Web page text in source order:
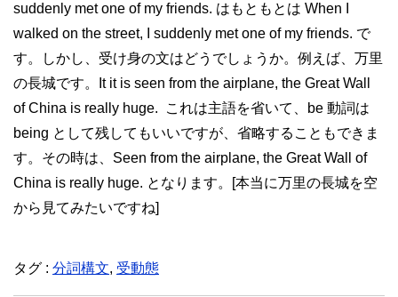
suddenly met one of my friends. はもともとは When I
walked on the street, I suddenly met one of my friends. で
す。しかし、受け身の文はどうでしょうか。例えば、万里
の長城です。It it is seen from the airplane, the Great Wall
of China is really huge. これは主語を省いて、be 動詞は
being として残してもいいですが、省略することもできま
す。その時は、Seen from the airplane, the Great Wall of
China is really huge. となります。[本当に万里の長城を空
から見てみたいですね]
タグ : 分詞構文, 受動態